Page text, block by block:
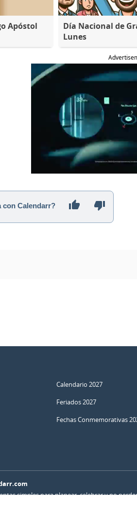
Apóstol
Día Nacional de
Lunes
con Calendarr?
Calendario 2027
Feriados 2027
Fechas Conmemorativas
simples para planear, celebrar y no